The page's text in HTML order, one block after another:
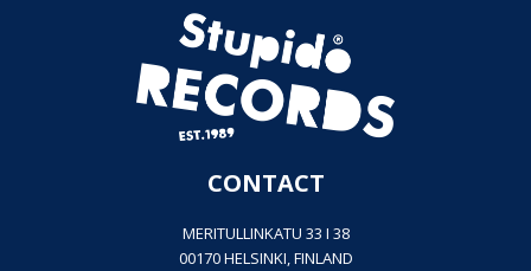
CONTACT
MERITULLINKATU 33 I 38
00170 HELSINKI, FINLAND